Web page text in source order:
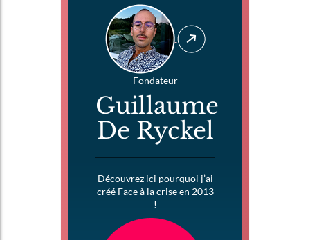
Fondateur
Guillaume
De Ryckel
Découvrez ici pourquoi j’ai
créé Face à la crise en 2013
!